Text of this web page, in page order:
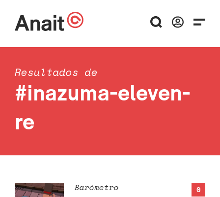
Resultados de
#inazuma-eleven-
re
0
Barómetro